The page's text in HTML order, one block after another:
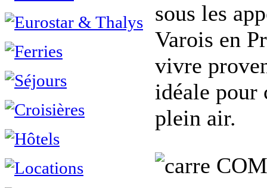
sous les
Varois en
vivre
idéale pour
plein air.